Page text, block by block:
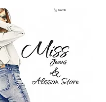
Carrito